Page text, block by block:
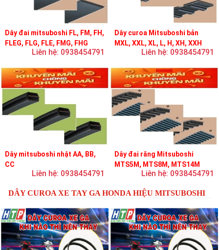
Dây đai mitsuboshi FL, FM, FH,
FLEG, FLG, FLE, FMG, FHG
Liên hệ: 0938454791
Dây curoa Mitsuboshi bản
MXL, XXL, XL, L, H, XH, XXH
Liên hệ: 0938454791
Dây mitsuboshi nhật AA, BB,
CC
Liên hệ: 0938454791
Dây đai răng Mitsuboshi
MTS5M, MTS8M, MTS14M
Liên hệ: 0938454791
DÂY CUROA XE TAY GA HONDA HIỆU MITSUBOSHI